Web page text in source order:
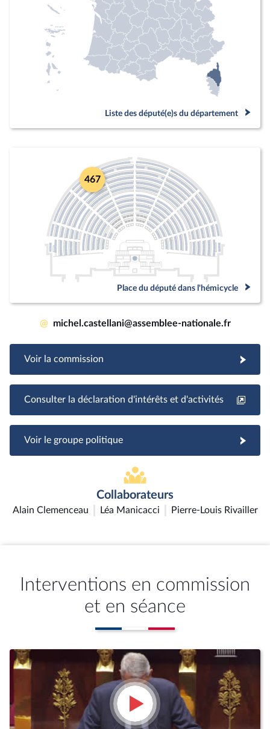
Liste des député(e)s du département
467
Place du député dans l'hémicycle
@ michel.castellani@assemblee-nationale.fr
Voir la commission
Consulter la déclaration d'intérêts et d'activités
Voir le groupe politique
Collaborateurs
Alain Clemenceau Léa Manicacci Pierre-Louis Rivailler
Interventions en commission
et en séance